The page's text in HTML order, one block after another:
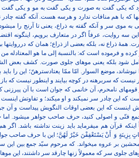
که یکی گفت به صورت و یکی گفت به مو و یکی گفت
که با هم منافات ندارد و هرسه هست. آنکه گفته
به موی سر و آنکه گفته به ذراع، یعنی تا آرنج را
سه روایت، عرفاً اگر در متعارف برویم، اینگونه
همۀ ذراع نه، بلکه بعضی از ذراع؛ همان که درروایتها
کرده و فرموده است که: بالنسبة إلى ما هو
شود بلکه یعنی موهای جلوی صورت. كشف بعض
نپوشاند، موضع السوار. امّا ممّا يعتادسترهنّ؛ این را
نیست که سربرهنه در کوچه بیایند و اینطور نیست که
نامحرم، آن خانمی که جوان است با آن پیرزنی
که این چادر سر نمی­کند و او می­کند؛ و تفاوتش
اینست که این بعضی اوقات النگویش پیداست و آن
جمع فنّی و اصولی کنید، حرف صاحب جواهر می­شود.
قرآن هم می­فرماید باید زینت نداشته باشد. اگر
بِزِينَةٍ وَ
أَنْ يَسْتَعْفِفْنَ خَيْرٌ لَهُنَّ؛ این با حرف صاحب
بر عروه می­خواند. که مرحوم سیّد جمع بین این سه
جلوی سر که معمولاً زنها چارقد سر داشتند، این